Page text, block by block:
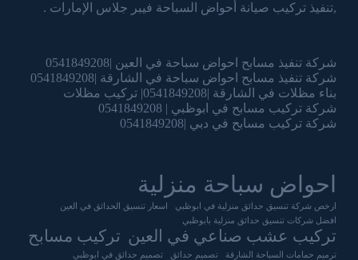
,تنفيذ تركيب صيانة أحواض السباحة فيبر جلاس الإمارات .
شركة تنفيذ مسابح احواض سباحة في العين |0541849208
شركة تنفيذ مسابح احواض سباحة في الشارقة |0541849208
بناء مظلات في الشارقة |0541849208| تركيب مظلات
شركة تركيب مسابح في ابوظبي | 0541849208
شركة تركيب مسابح في دبي |0541849208
احواض سباحة منزلية
ارخص شركة تنسيق حدائق منزلية في ابوظبي
اسعار تنسيق الحدائق في العين
افضل شركات تنسيق حدائق منزلية بابوظبي
تركيب عشب صناعي في العين تركيب مسابح
ترميم حمامات السباحة الشارقة تصميم حدائق تصميم حدائق في ابوظبي